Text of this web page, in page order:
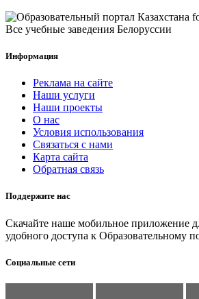
Все учебные заведения Белоруссии
Информация
Реклама на сайте
Наши услуги
Наши проекты
О нас
Условия использования
Связаться с нами
Карта сайта
Обратная связь
Поддержите нас
Скачайте наше мобильное приложение
удобного доступа к Образовательному
Социальные сети